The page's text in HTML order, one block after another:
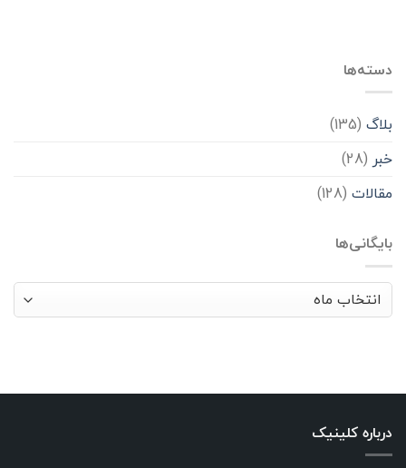
دسته‌ها
بلاگ (135)
خبر (28)
مقالات (128)
بایگانی‌ها
بایگانی‌ها
درباره کلینیک